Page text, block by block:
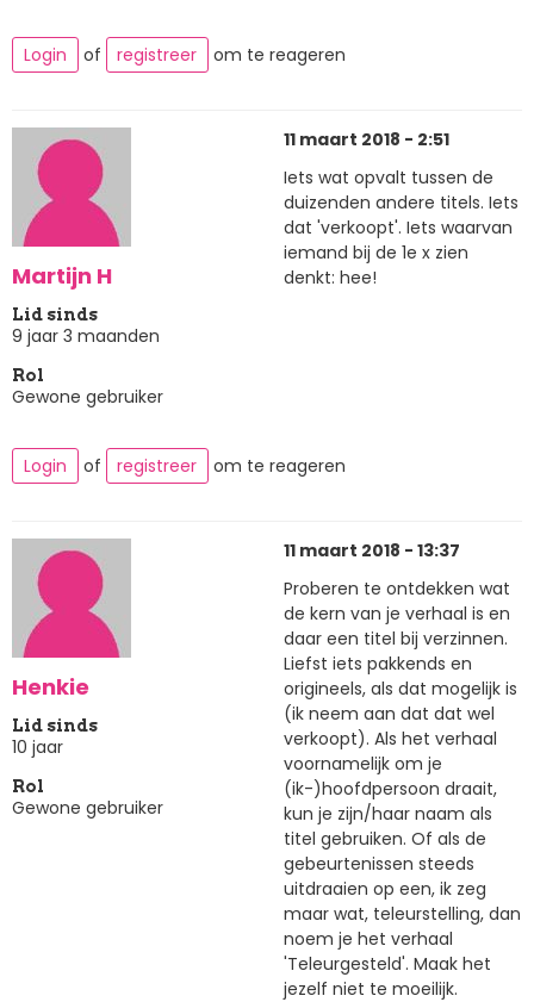
Login of registreer om te reageren
Martijn H
Lid sinds
9 jaar 3 maanden
Rol
Gewone gebruiker
11 maart 2018 - 2:51
Iets wat opvalt tussen de
duizenden andere titels. Iets
dat 'verkoopt'. Iets waarvan
iemand bij de 1e x zien
denkt: hee!
Login of registreer om te reageren
Henkie
Lid sinds
10 jaar
Rol
Gewone gebruiker
11 maart 2018 - 13:37
Proberen te ontdekken wat
de kern van je verhaal is en
daar een titel bij verzinnen.
Liefst iets pakkends en
origineels, als dat mogelijk is
(ik neem aan dat dat wel
verkoopt). Als het verhaal
voornamelijk om je
(ik-)hoofdpersoon draait,
kun je zijn/haar naam als
titel gebruiken. Of als de
gebeurtenissen steeds
uitdraaien op een, ik zeg
maar wat, teleurstelling, dan
noem je het verhaal
'Teleurgesteld'. Maak het
jezelf niet te moeilijk.